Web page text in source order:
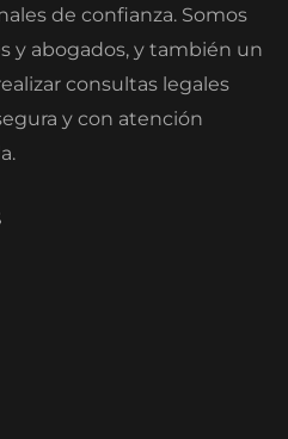
de confianza. Somos
y abogados, y también un
consultas legales
y con atención